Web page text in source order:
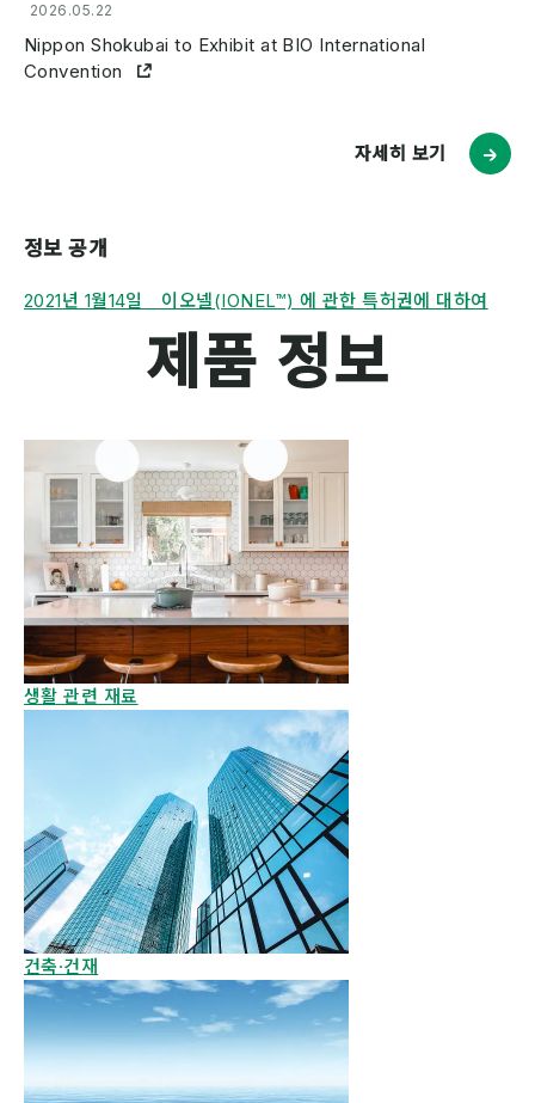
2026.05.22
Nippon Shokubai to Exhibit at BIO International
Convention
자세히 보기
정보 공개
2021년 1월14일 이오넬(IONEL™) 에 관한 특허권에 대하여
제품 정보
생활 관련 재료
건축·건재